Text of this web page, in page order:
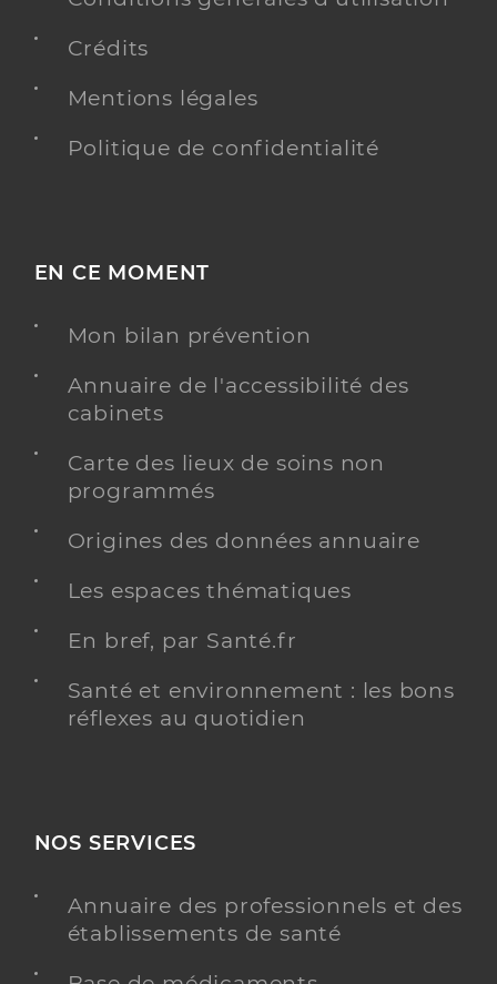
Crédits
Mentions légales
Politique de confidentialité
EN CE MOMENT
Mon bilan prévention
Annuaire de l'accessibilité des
cabinets
Carte des lieux de soins non
programmés
Origines des données annuaire
Les espaces thématiques
En bref, par Santé.fr
Santé et environnement : les bons
réflexes au quotidien
NOS SERVICES
Annuaire des professionnels et des
établissements de santé